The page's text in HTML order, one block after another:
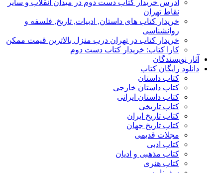
آدرس خریدار کتاب دست دوم در میدان انقلاب و سایر
نقاط تهران
خریدار کتاب های داستان, ادبیات, تاریخ, فلسفه و
روانشناسی
خریدار کتاب در تهران درب منزل بالاترین قیمت ممکن
کارا کتاب: خریدار کتاب دست دوم
آثار نویسندگان
دانلود رایگان کتاب
کتاب داستان
کتاب داستان خارجی
کتاب داستان ایرانی
کتاب تاریخی
کتاب تاریخ ایران
کتاب تاریخ جهان
مجلات قدیمی
کتاب ادبی
کتاب مذهبی و ادیان
کتاب هنری